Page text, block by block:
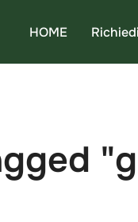
HOME